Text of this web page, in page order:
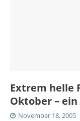
Extrem helle
Oktober –
November 18, 2005